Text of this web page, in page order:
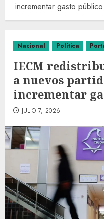
incrementar gasto público
Nacional Política
IECM
a nuevos
incrementar
JULIO 7, 2026